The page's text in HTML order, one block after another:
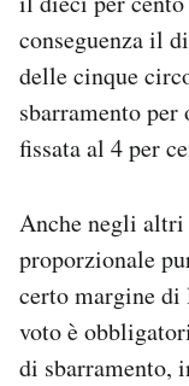
conseguenza il
delle cinque
sbarramento per
fissata al 4 per
Anche negli altri
proporzionale
certo margine
voto è
di sbarramento,